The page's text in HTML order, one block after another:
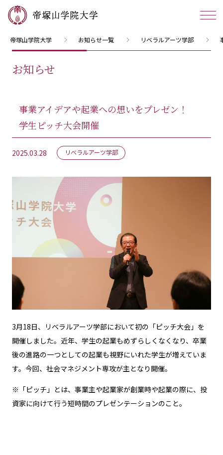
帝塚山学院大学 お知らせ一覧 リベラルアーツ学部
お知らせ
事業アイデアや起業への想いをプレゼン！
学生ピッチ大会開催
2025.03.28 リベラルアーツ学部
3月18日、リベラルアーツ学部において初の「ピッチ大会」を
開催しました。近年、学生の起業もめずらしくなくなり、卒業
後の進路の一つとしての起業も視野にいれた学生が増えていま
す。今回、社会マネジメント専攻が主となり開催。
※「ピッチ」とは、事業主や起業家が創業時や起業の際に、投
資家に向けて行う短時間のプレゼンテーションのこと。